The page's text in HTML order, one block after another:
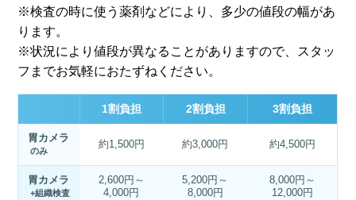
※検査の時に使う薬剤などにより、多少の値段の幅があ
ります。
※状況により値段が異なることがありますので、スタッ
フまでお気軽におたずねください。
1割負担 2割負担 3割負担
胃カメラ
のみ
約1,500円 約3,000円 約4,500円
胃カメラ
+組織検査
2,600円～
4,000円
5,200円～
8,000円
8,000円～
12,000円